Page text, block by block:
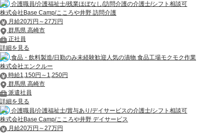
介護職員/介護福祉士/残業ほぼなし/訪問介護の介護士/シフト相談可
株式会社Base Camp/こころや井野 訪問介護
月給20万円～27万円
群馬県 高崎市
正社員
詳細を見る
食品・飲料製造/日勤のみ未経験歓迎人気の漬物 食品工場モクモク作業
株式会社エンクルー
時給1,150円～1,250円
群馬県 高崎市
派遣社員
詳細を見る
介護職員/介護福祉士/賞与あり/デイサービスの介護士/シフト相談可
株式会社Base Camp/こころや井野 デイサービス
月給20万円～27万円